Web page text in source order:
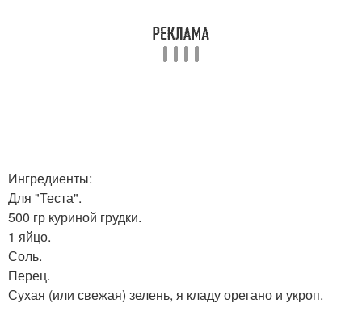
Ингредиенты:
Для "Теста".
500 гр куриной грудки.
1 яйцо.
Соль.
Перец.
Сухая (или свежая) зелень, я кладу орегано и укроп.